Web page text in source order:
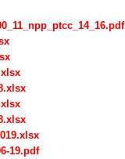
19.pdf